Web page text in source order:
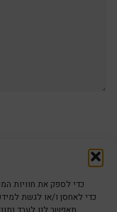
כדי לספק את חוויות